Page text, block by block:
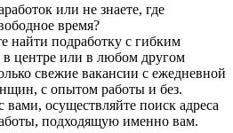
или не знаете, где
время?
найти подработку с гибким
центре или в любом другом
свежие вакансии с ежедневной
с опытом работы и без.
осуществляйте поиск адреса
подходящую именно вам.